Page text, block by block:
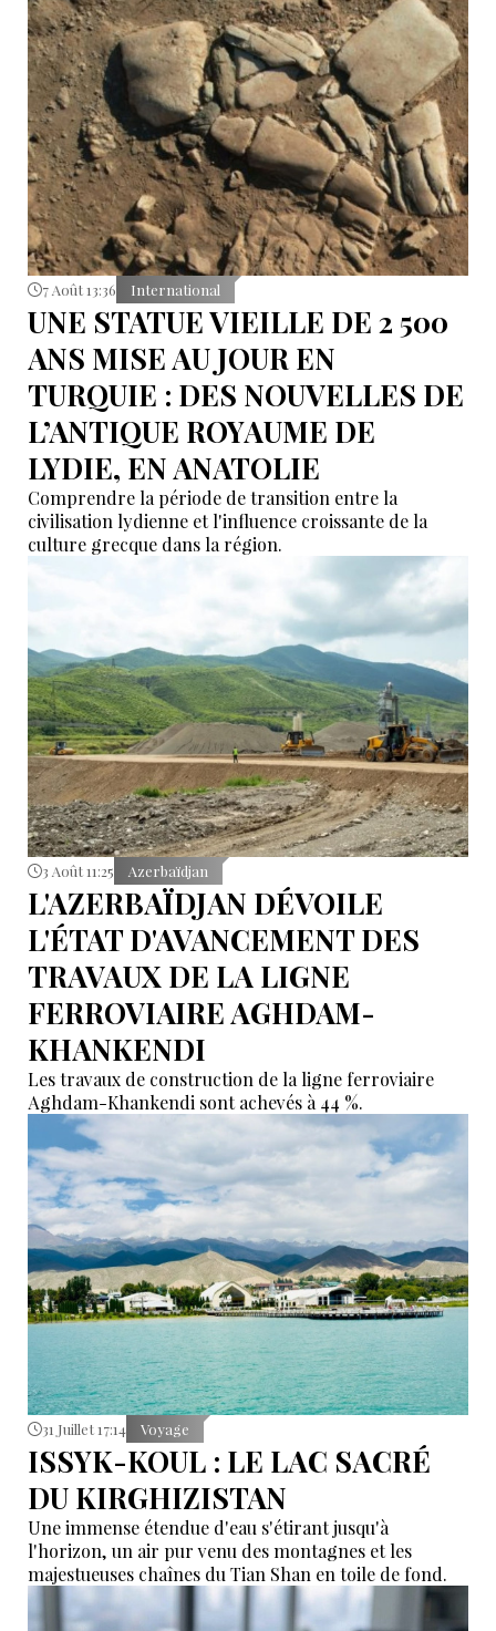
7 Août 13:36 International
UNE STATUE VIEILLE DE 2 500
ANS MISE AU JOUR EN
TURQUIE : DES NOUVELLES DE
L’ANTIQUE ROYAUME DE
LYDIE, EN ANATOLIE
Comprendre la période de transition entre la
civilisation lydienne et l'influence croissante de la
culture grecque dans la région.
3 Août 11:25 Azerbaïdjan
L'AZERBAÏDJAN DÉVOILE
L'ÉTAT D'AVANCEMENT DES
TRAVAUX DE LA LIGNE
FERROVIAIRE AGHDAM-
KHANKENDI
Les travaux de construction de la ligne ferroviaire
Aghdam-Khankendi sont achevés à 44 %.
31 Juillet 17:14 Voyage
ISSYK-KOUL : LE LAC SACRÉ
DU KIRGHIZISTAN
Une immense étendue d'eau s'étirant jusqu'à
l'horizon, un air pur venu des montagnes et les
majestueuses chaînes du Tian Shan en toile de fond.